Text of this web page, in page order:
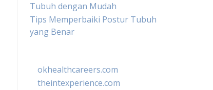
Tubuh dengan Mudah
Tips Memperbaiki Postur Tubuh
yang Benar
okhealthcareers.com
theintexperience.com